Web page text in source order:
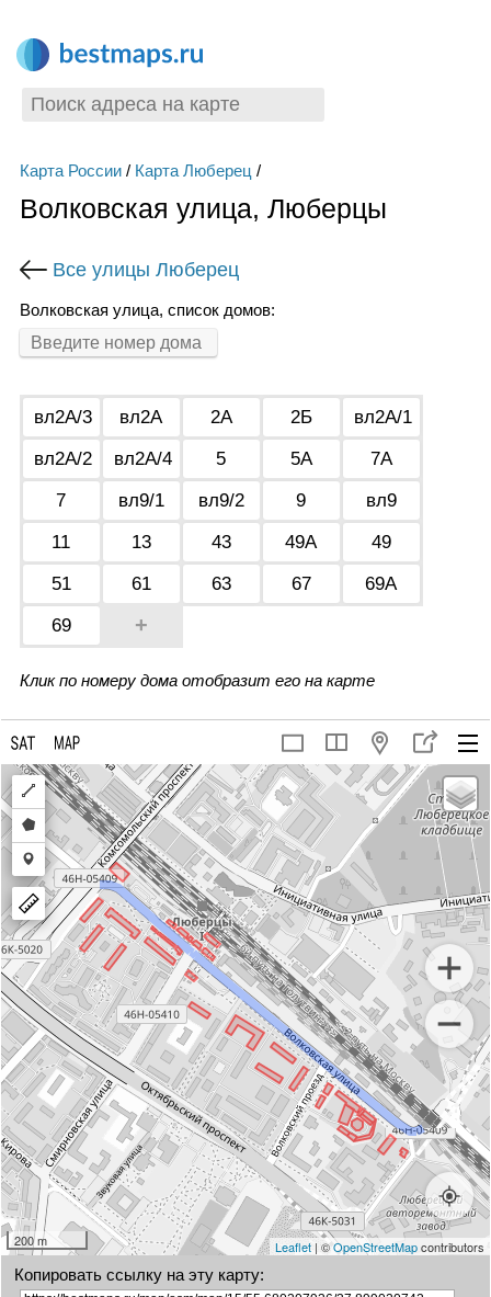
Карта России/ Карта Люберец /
Волковская улица, Люберцы
Все улицы Люберец
Волковская улица, список домов:
вл2А/3 вл2А 2А 2Б
вл2А/1
вл2А/2
вл2А/4 5 5А
7А
7
вл9/1 вл9/2 9
вл9
11
13 43 49А
49
51
61 63 67
69А
69
+
Клик по номеру дома отобразит его на карте
Draw
a
polyline
Draw
a
polygon
Draw
a
marker
200 m Leaflet| ©OpenStreetMapcontributors
Копировать ссылку на эту карту: